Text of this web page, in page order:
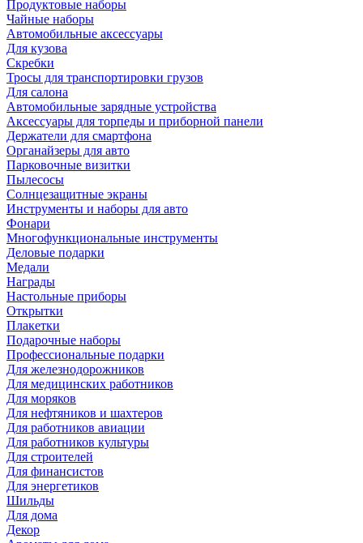
Продуктовые наборы
Чайные наборы
Автомобильные аксессуары
Для кузова
Скребки
Тросы для транспортировки грузов
Для салона
Автомобильные зарядные устройства
Аксессуары для торпеды и приборной панели
Держатели для смартфона
Органайзеры для авто
Парковочные визитки
Пылесосы
Солнцезащитные экраны
Инструменты и наборы для авто
Фонари
Многофункциональные инструменты
Деловые подарки
Медали
Награды
Настольные приборы
Открытки
Плакетки
Подарочные наборы
Профессиональные подарки
Для железнодорожников
Для медицинских работников
Для моряков
Для нефтяников и шахтеров
Для работников авиации
Для работников культуры
Для строителей
Для финансистов
Для энергетиков
Шильды
Для дома
Декор